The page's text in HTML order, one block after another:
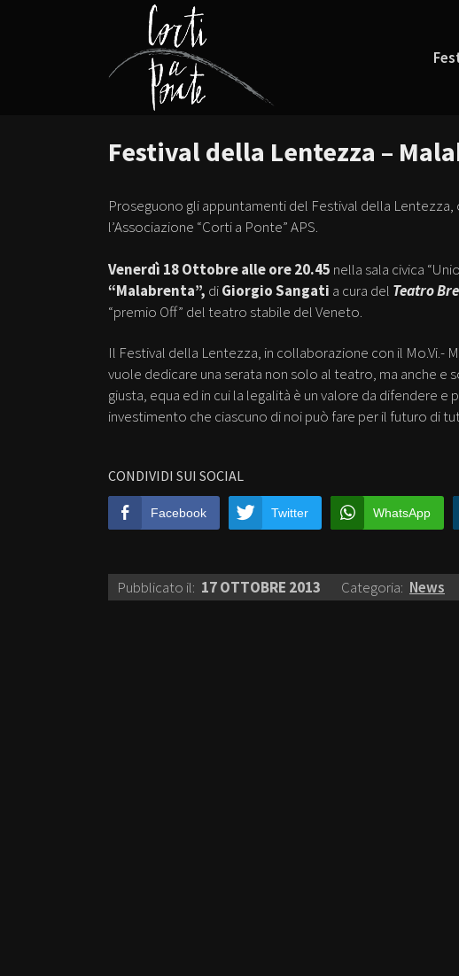
Festival della Lentezza –
Proseguono gli appuntamenti del Festival della
l’Associazione “Corti a Ponte” APS.
Venerdì 18 Ottobre alle ore 20.45 nella sala civica
“Malabrenta”, diGiorgio Sangati a cura del Teatro
“premio Off” del teatro stabile del Veneto.
Il Festival della Lentezza, in collaborazione con il Mo.Vi.-
vuole dedicare una serata non solo al teatro, ma anche e
giusta, equa ed in cui la legalità è un valore da difendere
investimento che ciascuno di noi può fare per il futuro di
CONDIVIDI SUI SOCIAL
Facebook Twitter WhatsApp
Pubblicato il: 17 OTTOBRE 2013 Categoria: News